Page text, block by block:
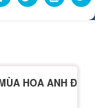
HOA ANH ĐÀO